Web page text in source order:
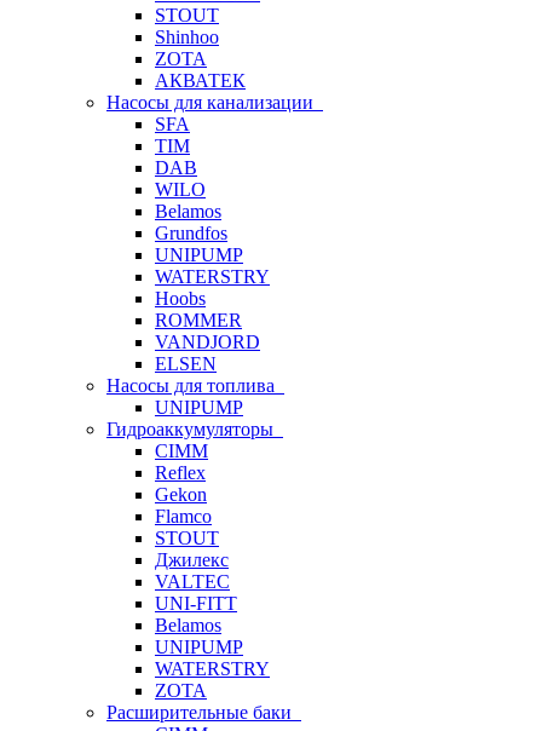
STOUT
Shinhoo
ZOTA
АКВАТЕК
Насосы для канализации
SFA
TIM
DAB
WILO
Belamos
Grundfos
UNIPUMP
WATERSTRY
Hoobs
ROMMER
VANDJORD
ELSEN
Насосы для топлива
UNIPUMP
Гидроаккумуляторы
CIMM
Reflex
Gekon
Flamco
STOUT
Джилекс
VALTEC
UNI-FITT
Belamos
UNIPUMP
WATERSTRY
ZOTA
Расширительные баки